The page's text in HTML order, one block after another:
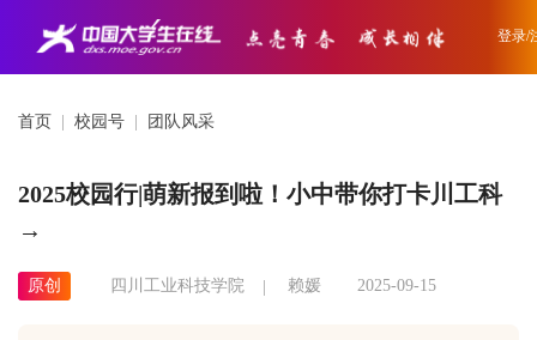
登录/
首页 校园号 团队风采
2025校园行|萌新报到啦！小中带你打卡川工科
→
原创 四川工业科技学院 赖媛 2025-09-15